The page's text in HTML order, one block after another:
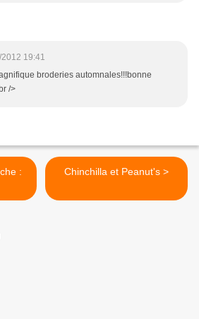
19:41
broderies automnales!!!bonne
/>
Chinchilla et Peanut's >